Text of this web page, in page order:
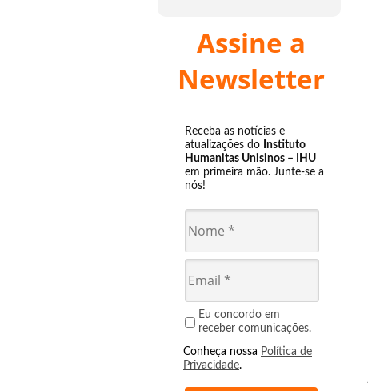
Assine a
Newsletter
Receba as notícias e
atualizações do Instituto
Humanitas Unisinos – IHU
em primeira mão. Junte-se a
nós!
Eu concordo em
receber comunicações.
Conheça nossa Política de
Privacidade.